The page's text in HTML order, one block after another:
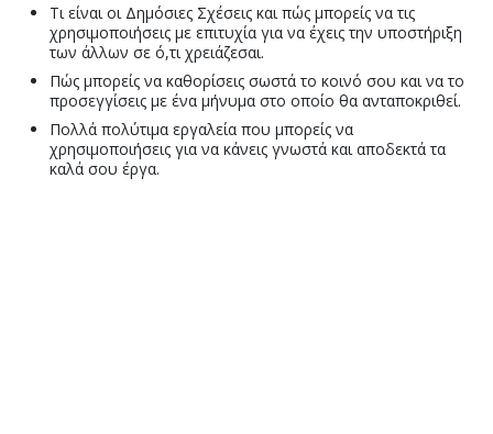
Τι είναι οι Δημόσιες Σχέσεις και πώς μπορείς να τις
χρησιμοποιήσεις με επιτυχία για να έχεις την υποστήριξη
των άλλων σε ό,τι χρειάζεσαι.
Πώς μπορείς να καθορίσεις σωστά το κοινό σου και να το
προσεγγίσεις με ένα μήνυμα στο οποίο θα ανταποκριθεί.
Πολλά πολύτιμα εργαλεία που μπορείς να
χρησιμοποιήσεις για να κάνεις γνωστά και αποδεκτά τα
καλά σου έργα.